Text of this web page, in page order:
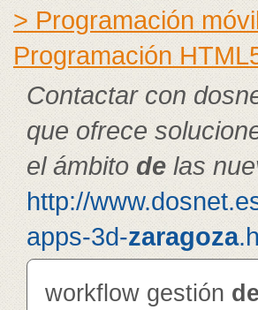
> Programación
Programación
Contactar con
que ofrece
el ámbito de las
http://
apps-3d-zaragoza
workflow gestión de